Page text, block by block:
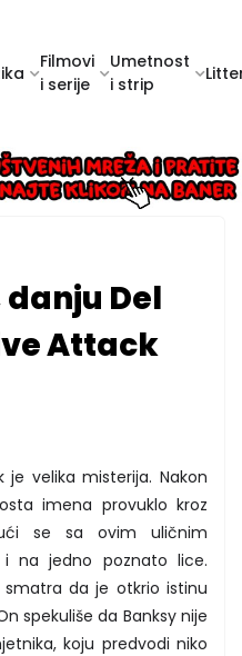
Filmovi
i serije
Umetnost
i strip
Del
Attack
velika misterija. Nakon
imena provuklo kroz
se sa ovim uličnim
na jedno poznato lice.
smatra da je otkrio istinu
spekuliše da Banksy nije
koju predvodi niko